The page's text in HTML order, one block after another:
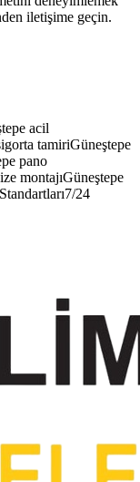
iletişime geçin.
acil
tamiriGüneştepe
pano
montajıGüneştepe
7/24